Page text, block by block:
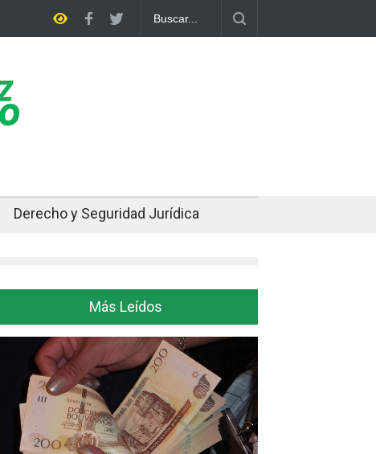
Cuando el oro y la plata se enfrían afuera, Bolivia siente el golpe en
Derecho y Seguridad Jurídica
Más Leídos